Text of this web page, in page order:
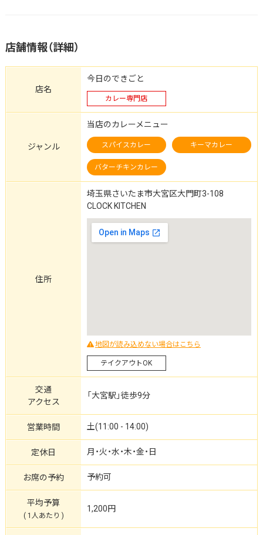
店舗情報（詳細）
店名
今日のできごと
カレー専門店
ジャンル
当店のカレーメニュー
スパイスカレー キーマカレー
バターチキンカレー
住所
埼玉県さいたま市大宮区大門町3-108
CLOCK KITCHEN
地図が読み込めない場合はこちら
テイクアウトOK
交通
アクセス
「大宮駅」徒歩9分
営業時間 土(11:00 - 14:00)
定休日 月・火・水・木・金・日
お席の予約 予約可
平均予算
( 1人あたり )
1,200円